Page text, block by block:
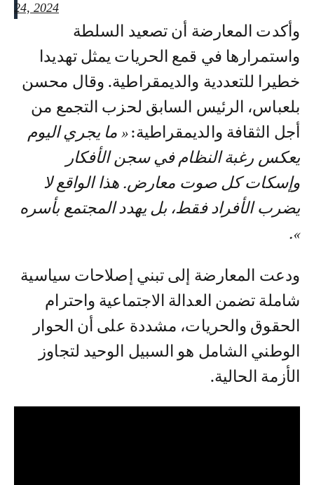
24, 2024
وأكدت المعارضة أن تصعيد السلطة
واستمرارها في قمع الحريات يمثل تهديدا
خطيرا للتعددية والديمقراطية. وقال محسن
بلعباس، الرئيس السابق لحزب التجمع من
أجل الثقافة والديمقراطية:« ما يجري اليوم
يعكس رغبة النظام في سجن الأفكار
وإسكات كل صوت معارض. هذا الواقع لا
يضرب الأفراد فقط، بل يهدد المجتمع بأسره
».
ودعت المعارضة إلى تبني إصلاحات سياسية
شاملة تضمن العدالة الاجتماعية واحترام
الحقوق والحريات، مشددة على أن الحوار
الوطني الشامل هو السبيل الوحيد لتجاوز
الأزمة الحالية.